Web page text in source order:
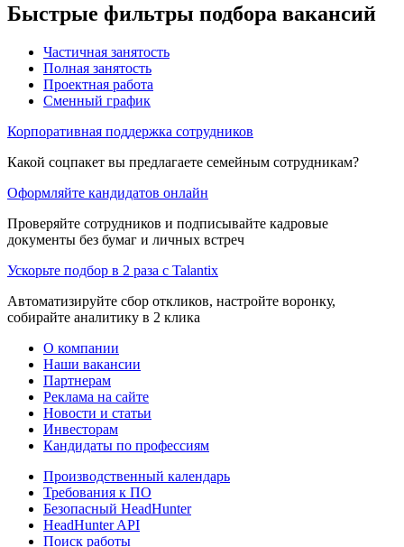
Быстрые фильтры подбора вакансий
Частичная занятость
Полная занятость
Проектная работа
Сменный график
Корпоративная поддержка сотрудников
Какой соцпакет вы предлагаете семейным сотрудникам?
Оформляйте кандидатов онлайн
Проверяйте сотрудников и подписывайте кадровые
документы без бумаг и личных встреч
Ускорьте подбор в 2 раза с Talantix
Автоматизируйте сбор откликов, настройте воронку,
собирайте аналитику в 2 клика
О компании
Наши вакансии
Партнерам
Реклама на сайте
Новости и статьи
Инвесторам
Кандидаты по профессиям
Производственный календарь
Требования к ПО
Безопасный HeadHunter
HeadHunter API
Поиск работы